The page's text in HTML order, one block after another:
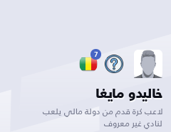
7
خاليدو مايغا
لاعب كرة قدم من دولة مالي يلعب
لنادي غير معروف